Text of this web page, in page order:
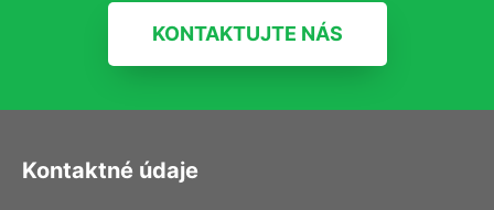
KONTAKTUJTE NÁS
Kontaktné údaje